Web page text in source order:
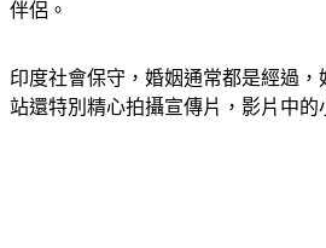
伴侶。
印度社會保守，婚姻通常都是經過
站還特別精心拍攝宣傳片，影片中